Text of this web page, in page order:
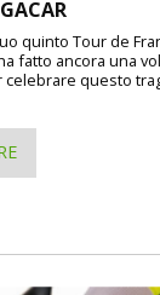
quinto Tour de
fatto ancora una
celebrare questo